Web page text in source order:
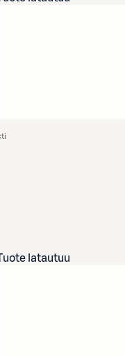
latautuu